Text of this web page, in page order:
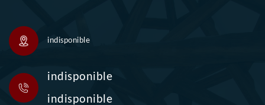
indisponible
indisponible
indisponible